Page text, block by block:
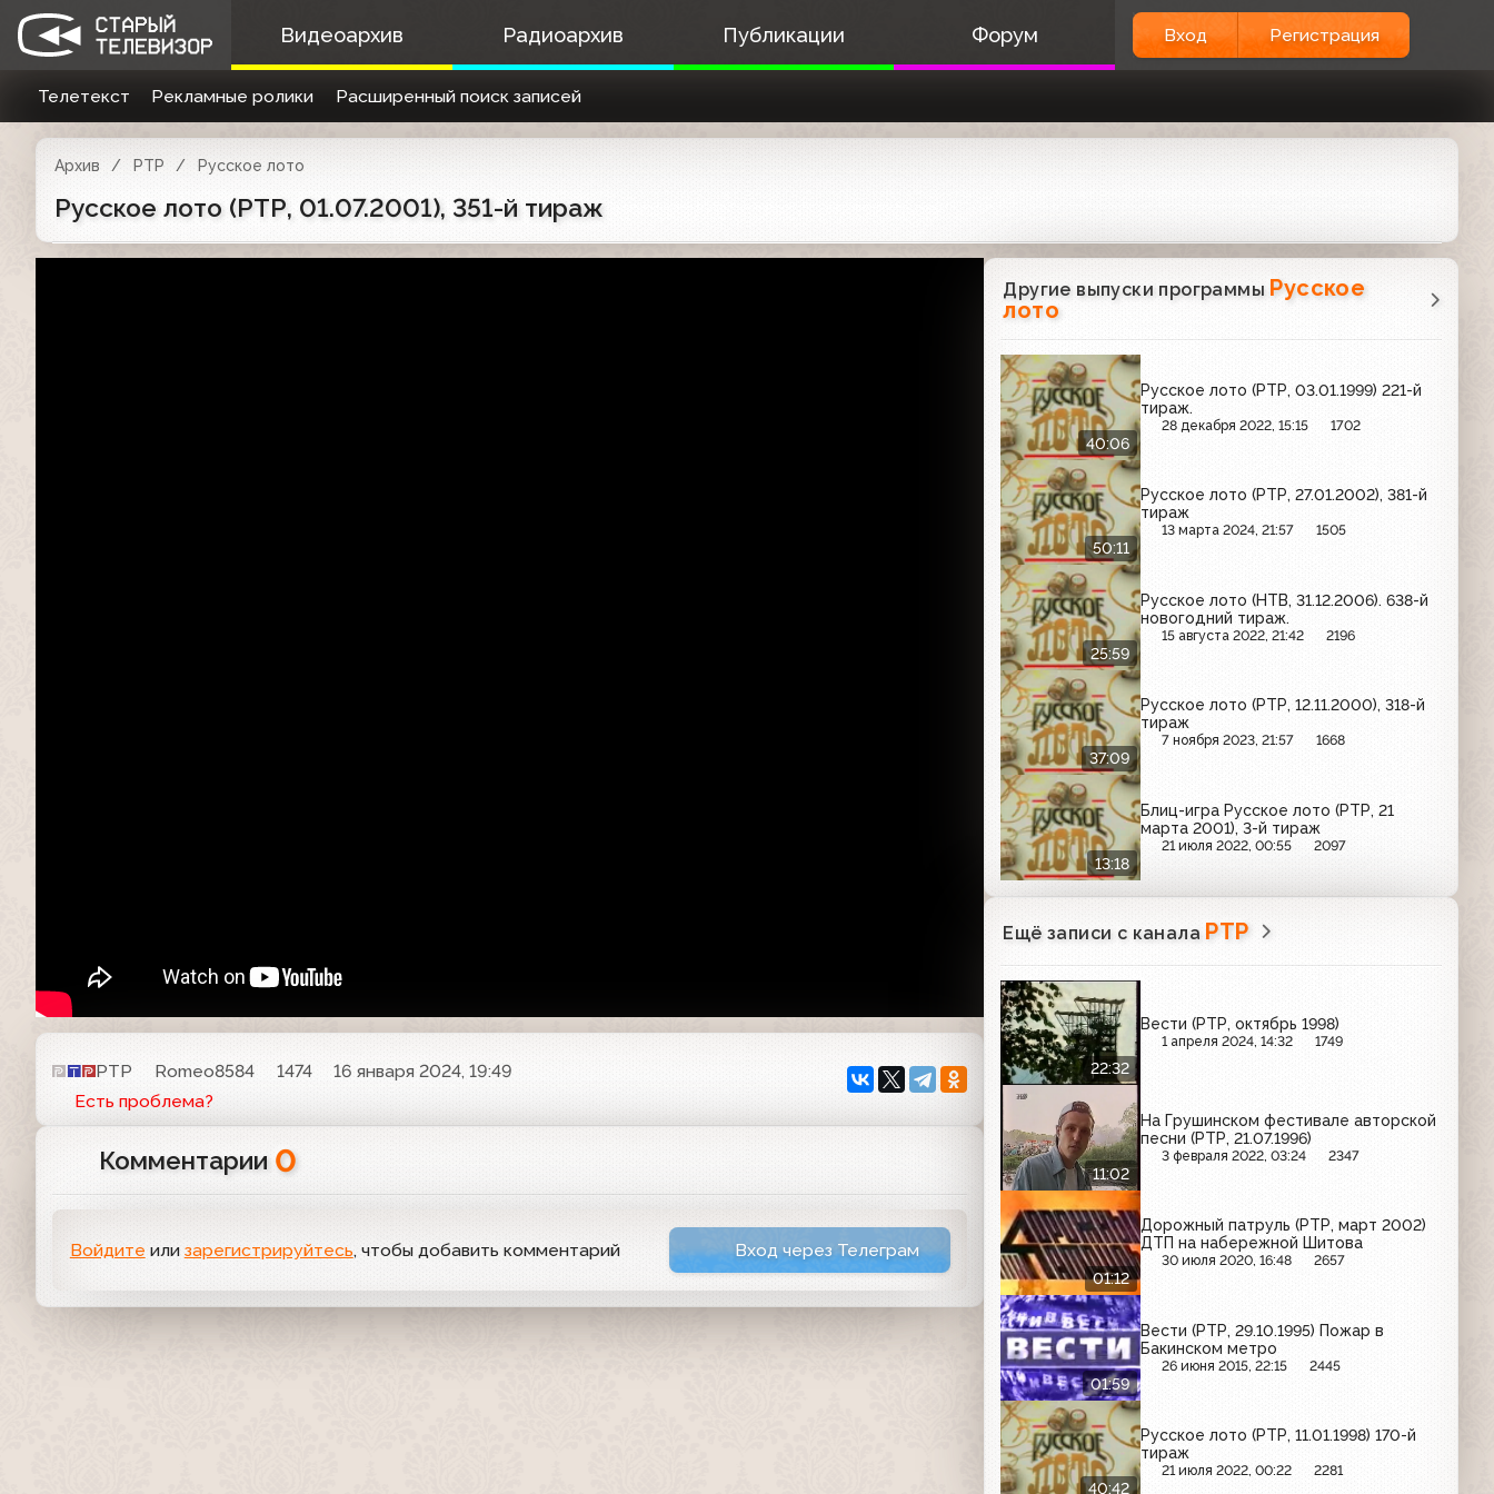
Видеоархив Радиоархив Публикации Форум Вход Регистрация
Телетекст Рекламные ролики Расширенный поиск записей
Архив РТР Русское лото
Русское лото (РТР, 01.07.2001), 351-й тираж
РТР Romeo8584 1474
16 января 2024, 19:49
Есть проблема?
Комментарии 0
Войдите или зарегистрируйтесь, чтобы добавить комментарий Вход через Телеграм
Другие выпуски программы Русское
лото
40:06
Русское лото (РТР, 03.01.1999) 221-й
тираж.
28 декабря 2022, 15:15 1702
50:11
Русское лото (РТР, 27.01.2002), 381-й
тираж
13 марта 2024, 21:57 1505
25:59
Русское лото (НТВ, 31.12.2006). 638-й
новогодний тираж.
15 августа 2022, 21:42 2196
37:09
Русское лото (РТР, 12.11.2000), 318-й
тираж
7 ноября 2023, 21:57 1668
13:18
Блиц-игра Русское лото (РТР, 21
марта 2001), 3-й тираж
21 июля 2022, 00:55 2097
Ещё записи с канала РТР
22:32
Вести (РТР, октябрь 1998)
1 апреля 2024, 14:32 1749
11:02
На Грушинском фестивале авторской
песни (РТР, 21.07.1996)
3 февраля 2022, 03:24 2347
01:12
Дорожный патруль (РТР, март 2002)
ДТП на набережной Шитова
30 июля 2020, 16:48 2657
01:59
Вести (РТР, 29.10.1995) Пожар в
Бакинском метро
26 июня 2015, 22:15 2445
40:42
Русское лото (РТР, 11.01.1998) 170-й
тираж
21 июля 2022, 00:22 2281